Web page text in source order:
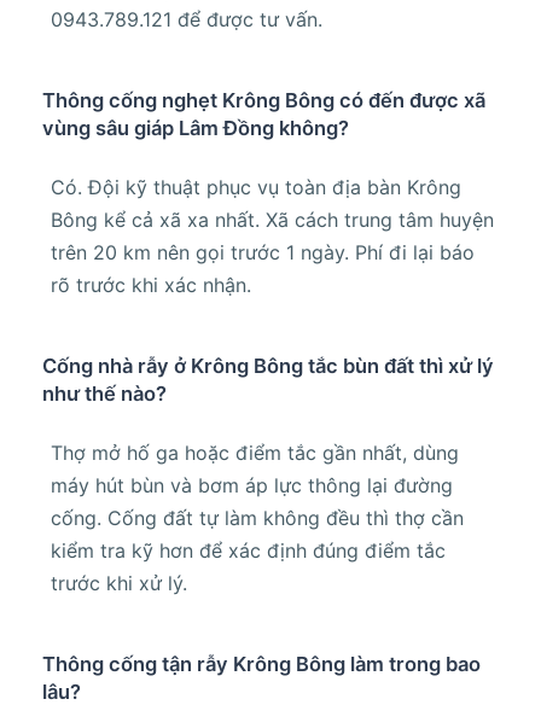
0943.789.121 để được tư vấn.
Thông cống nghẹt Krông Bông có đến được xã
vùng sâu giáp Lâm Đồng không?
Có. Đội kỹ thuật phục vụ toàn địa bàn Krông
Bông kể cả xã xa nhất. Xã cách trung tâm huyện
trên 20 km nên gọi trước 1 ngày. Phí đi lại báo
rõ trước khi xác nhận.
Cống nhà rẫy ở Krông Bông tắc bùn đất thì xử lý
như thế nào?
Thợ mở hố ga hoặc điểm tắc gần nhất, dùng
máy hút bùn và bơm áp lực thông lại đường
cống. Cống đất tự làm không đều thì thợ cần
kiểm tra kỹ hơn để xác định đúng điểm tắc
trước khi xử lý.
Thông cống tận rẫy Krông Bông làm trong bao
lâu?